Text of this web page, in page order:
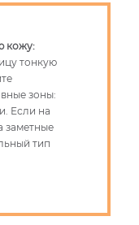
кожу:
тонкую
зоны:
Если на
заметные
тип